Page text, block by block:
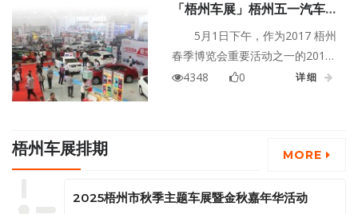
蛛侠”，炫酷的改装赛车，劲歌热
舞节目，为车展添色不少。
「梧州车展」梧州五一汽车展
阵容强大人气爆棚
5月1日下午，作为2017 梧州
春季博览会重要活动之一的2017
五一汽车展销会圆满落下帷幕。
者借助车展买到了靓车、拿到了
纪念意义。
4348 0 详细
梧州车展排期 MORE
2025梧州市秋季主题车展暨金秋嘉年华活动